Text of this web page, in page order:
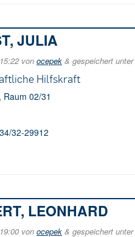
JULIA
15:22von ocepek & gespeichert unter
Hilfskraft
02/31
32-29912
LEONHARD
19:00 von ocepek & gespeichert unter